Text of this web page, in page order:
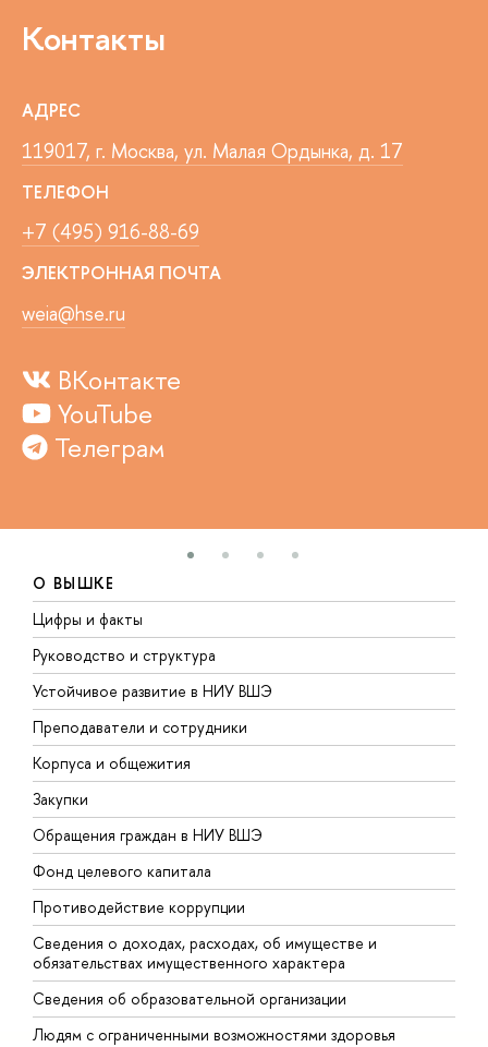
Контакты
АДРЕС
119017, г. Москва, ул. Малая Ордынка, д. 17
ТЕЛЕФОН
+7 (495) 916-88-69
ЭЛЕКТРОННАЯ ПОЧТА
weia@hse.ru
ВКонтакте
YouTube
Телеграм
О ВЫШКЕ
Цифры и факты
Руководство и структура
Устойчивое развитие в НИУ ВШЭ
Преподаватели и сотрудники
Корпуса и общежития
Закупки
Обращения граждан в НИУ ВШЭ
Фонд целевого капитала
Противодействие коррупции
Сведения о доходах, расходах, об имуществе и
обязательствах имущественного характера
Сведения об образовательной организации
Людям с ограниченными возможностями здоровья